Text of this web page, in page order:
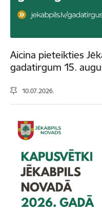
Aicina pieteikties
gadatirgum 15.
10.07.2026.